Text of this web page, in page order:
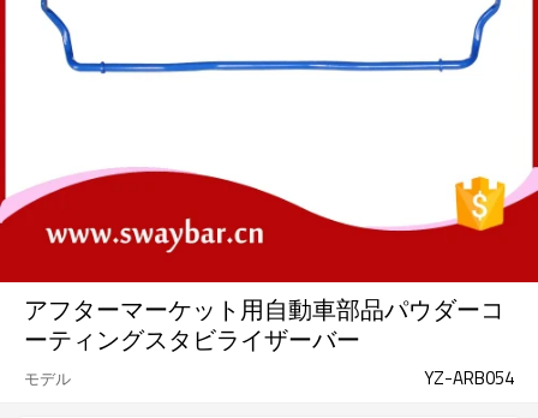
アフターマーケット用自動車部品パウダーコ
ーティングスタビライザーバー
モデル YZ-ARB054